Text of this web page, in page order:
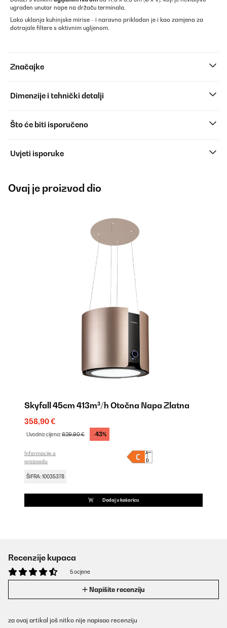
ugrađen unutar nape na držaču terminala.
Lako uklanja kuhinjske mirise - i naravno prikladan je i kao zamjena za
dotrajale filtere s aktivnim ugljenom.
Značajke
Dimenzije i tehnički detalji
Što će biti isporučeno
Uvjeti isporuke
Ovaj je proizvod dio
Skyfall 45cm 413m³/h Otočna Napa Zlatna
358,90 €
Uvodna cijena:629,90 € -43%
Informacije o
proizvodu
ŠIFRA: 10035378
Dodaj u košaricu
Recenzije kupaca
5 ocjene
Napišite recenziju
za ovaj artikal još nitko nije napisao recenziju